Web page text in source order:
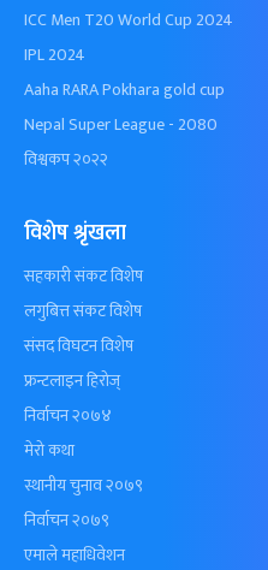
ICC Men T20 World Cup 2024
IPL 2024
Aaha RARA Pokhara gold cup
Nepal Super League - 2080
विश्वकप २०२२
विशेष श्रृंखला
सहकारी संकट विशेष
लगुबित्त संकट विशेष
संसद विघटन विशेष
फ्रन्टलाइन हिरोज्
निर्वाचन २०७४
मेरो कथा
स्थानीय चुनाव २०७९
निर्वाचन २०७९
एमाले महाधिवेशन